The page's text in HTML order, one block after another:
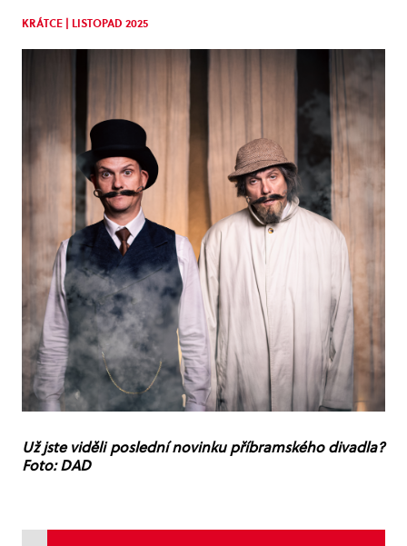
KRÁTCE | LISTOPAD 2025
Už jste viděli poslední novinku příbramského divadla?
Foto: DAD